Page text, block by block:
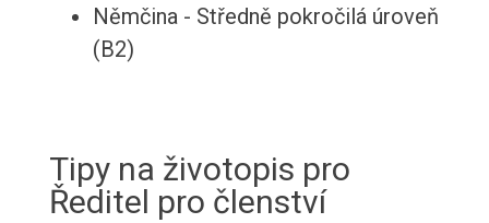
Němčina - Středně pokročilá úroveň
(B2)
Tipy na životopis pro
Ředitel pro členství